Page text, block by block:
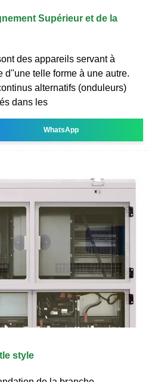
Supérieur et de la
des appareils servant à
d''une telle forme à une autre.
alternatifs (onduleurs)
dans les
WhatsApp
style